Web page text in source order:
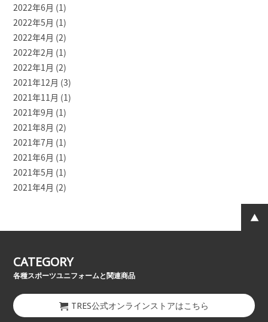
2022年6月 (1)
2022年5月 (1)
2022年4月 (2)
2022年2月 (1)
2022年1月 (2)
2021年12月 (3)
2021年11月 (1)
2021年9月 (1)
2021年8月 (2)
2021年7月 (1)
2021年6月 (1)
2021年5月 (1)
2021年4月 (2)
CATEGORY
各種スポーツユニフォームと関連商品
TRES公式オンラインストアはこちら